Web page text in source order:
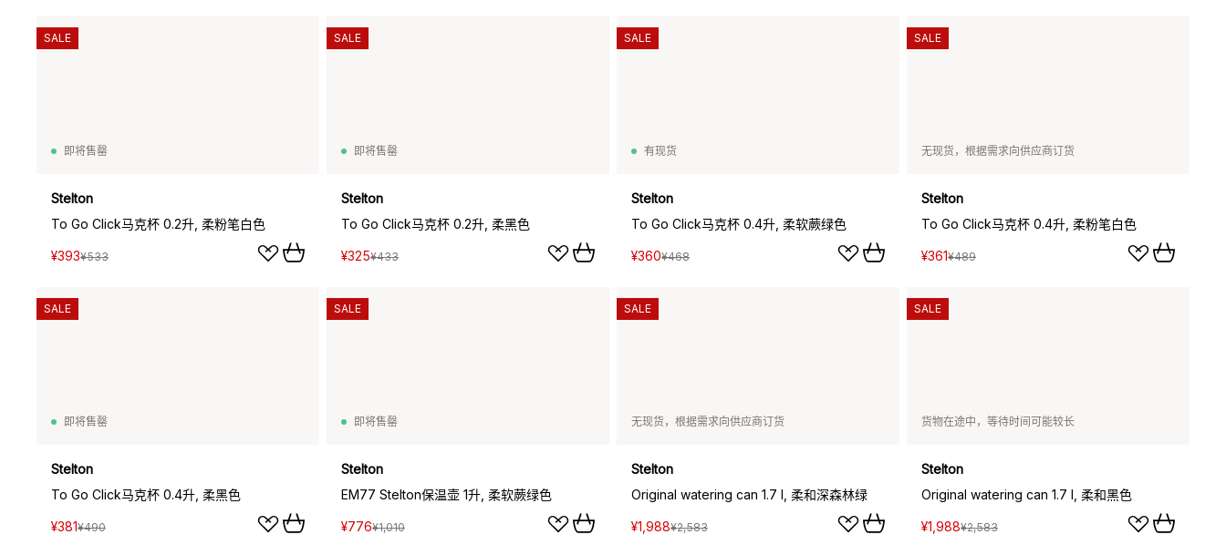
即将售罄
Stelton
To Go Click马克杯 0.2升, 柔粉笔白色
¥393¥533
SALE
即将售罄
Stelton
To Go Click马克杯 0.2升, 柔黑色
¥325¥433
SALE
有现货
Stelton
To Go Click马克杯 0.4升, 柔软蕨绿色
¥360¥468
SALE
无现货，根据需求向供应商订货
Stelton
To Go Click马克杯 0.4升, 柔粉笔白色
¥361¥489
SALE
即将售罄
Stelton
To Go Click马克杯 0.4升, 柔黑色
¥381¥490
SALE
即将售罄
Stelton
EM77 Stelton保温壶 1升, 柔软蕨绿色
¥776¥1,010
SALE
无现货，根据需求向供应商订货
Stelton
Original watering can 1.7 l, 柔和深森林绿
¥1,988¥2,583
SALE
货物在途中，等待时间可能较长
Stelton
Original watering can 1.7 l, 柔和黑色
¥1,988¥2,583
SALE